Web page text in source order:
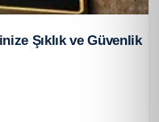
Şıklık ve Güvenlik